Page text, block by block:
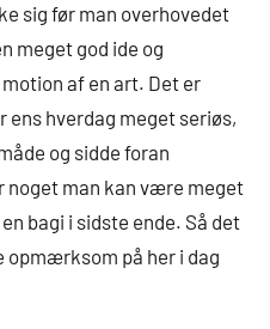
sig før man overhovedet
meget god ide og
af en art. Det er
hverdag meget seriøs,
og sidde foran
noget man kan være meget
bagi i sidste ende. Så det
opmærksom på her i dag